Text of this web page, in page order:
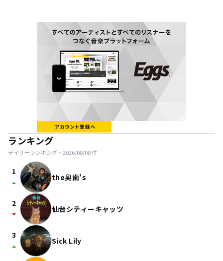
ランキング
デイリーランキング・ 2026/08/08付
1
arrow_drop_up the奥歯's
2
arrow_drop_down 仙台シティーキャッツ
3
arrow_drop_up Sick Lily